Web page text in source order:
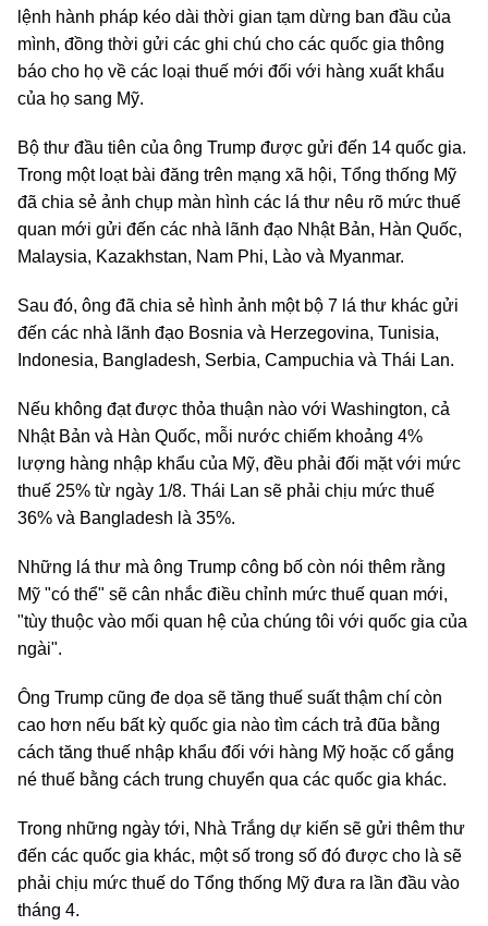
lệnh hành pháp kéo dài thời gian tạm dừng ban đầu của
mình, đồng thời gửi các ghi chú cho các quốc gia thông
báo cho họ về các loại thuế mới đối với hàng xuất khẩu
của họ sang Mỹ.
Bộ thư đầu tiên của ông Trump được gửi đến 14 quốc gia.
Trong một loạt bài đăng trên mạng xã hội, Tổng thống Mỹ
đã chia sẻ ảnh chụp màn hình các lá thư nêu rõ mức thuế
quan mới gửi đến các nhà lãnh đạo Nhật Bản, Hàn Quốc,
Malaysia, Kazakhstan, Nam Phi, Lào và Myanmar.
Sau đó, ông đã chia sẻ hình ảnh một bộ 7 lá thư khác gửi
đến các nhà lãnh đạo Bosnia và Herzegovina, Tunisia,
Indonesia, Bangladesh, Serbia, Campuchia và Thái Lan.
Nếu không đạt được thỏa thuận nào với Washington, cả
Nhật Bản và Hàn Quốc, mỗi nước chiếm khoảng 4%
lượng hàng nhập khẩu của Mỹ, đều phải đối mặt với mức
thuế 25% từ ngày 1/8. Thái Lan sẽ phải chịu mức thuế
36% và Bangladesh là 35%.
Những lá thư mà ông Trump công bố còn nói thêm rằng
Mỹ "có thể" sẽ cân nhắc điều chỉnh mức thuế quan mới,
"tùy thuộc vào mối quan hệ của chúng tôi với quốc gia của
ngài".
Ông Trump cũng đe dọa sẽ tăng thuế suất thậm chí còn
cao hơn nếu bất kỳ quốc gia nào tìm cách trả đũa bằng
cách tăng thuế nhập khẩu đối với hàng Mỹ hoặc cố gắng
né thuế bằng cách trung chuyển qua các quốc gia khác.
Trong những ngày tới, Nhà Trắng dự kiến sẽ gửi thêm thư
đến các quốc gia khác, một số trong số đó được cho là sẽ
phải chịu mức thuế do Tổng thống Mỹ đưa ra lần đầu vào
tháng 4.